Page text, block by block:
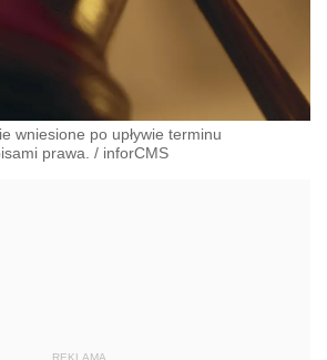
wniesione po upływie terminu
prawa. / inforCMS